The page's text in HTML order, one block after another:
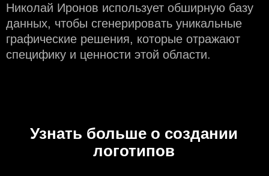
Николай Иронов использует обширную базу
данных, чтобы сгенерировать уникальные
графические решения, которые отражают
специфику и ценности этой области.
Узнать больше о создании
логотипов